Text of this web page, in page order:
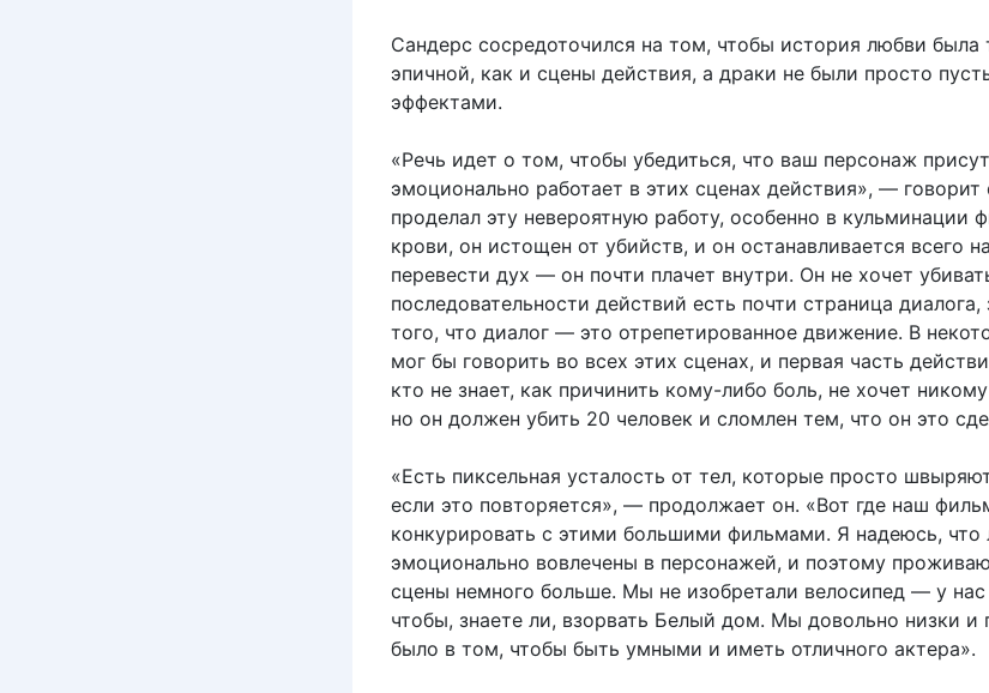
Сандерс сосредоточился на том, чтобы история любви была
эпичной, как и сцены действия, а драки не были просто
эффектами.
«Речь идет о том, чтобы убедиться, что ваш персонаж
эмоционально работает в этих сценах действия», — говорит
проделал эту невероятную работу, особенно в кульминации
крови, он истощен от убийств, и он останавливается всего
перевести дух — он почти плачет внутри. Он не хочет
последовательности действий есть почти страница
того, что диалог — это отрепетированное движение. В
мог бы говорить во всех этих сценах, и первая часть
кто не знает, как причинить кому-либо боль, не хочет
но он должен убить 20 человек и сломлен тем, что он это
«Есть пиксельная усталость от тел, которые просто
если это повторяется», — продолжает он. «Вот где наш
конкурировать с этими большими фильмами. Я надеюсь, что
эмоционально вовлечены в персонажей, и поэтому
сцены немного больше. Мы не изобретали велосипед — у нас
чтобы, знаете ли, взорвать Белый дом. Мы довольно низки и
было в том, чтобы быть умными и иметь отличного актера».